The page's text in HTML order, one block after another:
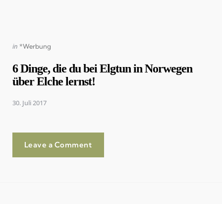
Posted
in *Werbung
6 Dinge, die du bei Elgtun in Norwegen
über Elche lernst!
30. Juli 2017
Leave a Comment